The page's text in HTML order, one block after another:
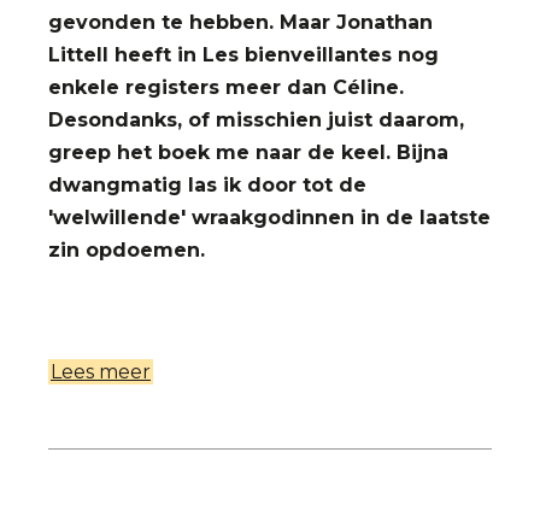
gevonden te hebben. Maar Jonathan
Littell heeft in Les bienveillantes nog
enkele registers meer dan Céline.
Desondanks, of misschien juist daarom,
greep het boek me naar de keel. Bijna
dwangmatig las ik door tot de
'welwillende' wraakgodinnen in de laatste
zin opdoemen.
Lees meer